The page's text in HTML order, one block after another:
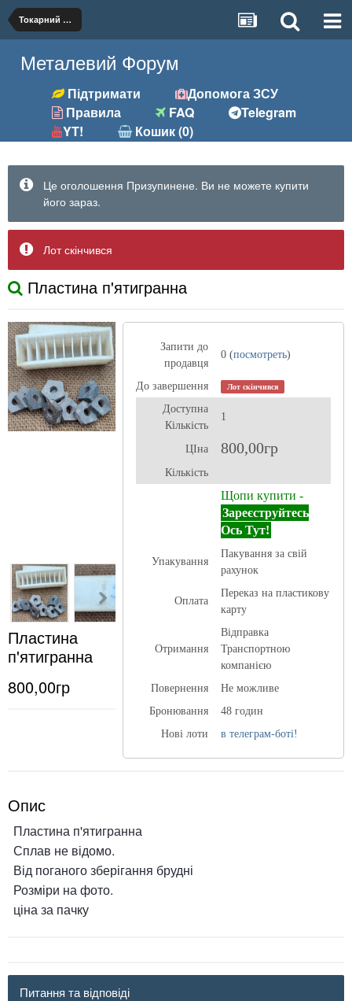
Токарний (різці, вставки)
Металевий Форум
Підтримати
Допомога ЗСУ
Правила
FAQ
Telegram
YT!
Кошик (0)
Це оголошення Призупинене. Ви не можете купити
його зараз.
Лот скінчився
Пластина п'ятигранна
Пластина
п'ятигранна
800,00гр
Запити до
продавця
0 (посмотреть)
До завершення Лот скінчився
Доступна
Кількість
1
ЦІна 800,00гр
Кількість
Щопи купити -
Зареєструйтесь
Ось Тут!
Упакування
Пакування за свій
рахунок
Оплата
Переказ на пластикову
карту
Отримання
Відправка
Транспортною
компанією
Повернення
Не можливе
Бронювання
48 годин
Нові лоти
в телеграм-боті!
Опис
Пластина п'ятигранна
Сплав не відомо.
Від поганого зберігання брудні
Розміри на фото.
ціна за пачку
Питання та відповіді